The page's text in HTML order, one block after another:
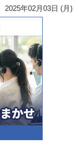
2025年02月03日 (月)